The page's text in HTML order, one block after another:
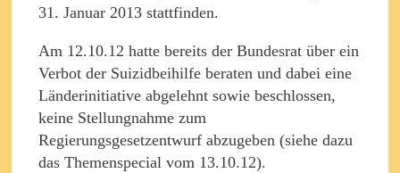
31. Januar 2013 stattfinden.
Am 12.10.12 hatte bereits der Bundesrat über ein
Verbot der Suizidbeihilfe beraten und dabei eine
Länderinitiative abgelehnt sowie beschlossen,
keine Stellungnahme zum
Regierungsgesetzentwurf abzugeben (siehe dazu
das Themenspecial vom 13.10.12).